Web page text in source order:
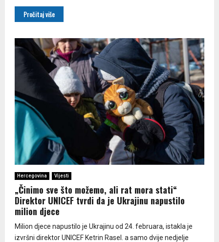
Pročitaj više
Hercegovina Vijesti
„Činimo sve što možemo, ali rat mora stati“
Direktor UNICEF tvrdi da je Ukrajinu napustilo
milion djece
Milion djece napustilo je Ukrajinu od 24. februara, istakla je
izvršni direktor UNICEF Ketrin Rasel. a samo dvije nedjelje